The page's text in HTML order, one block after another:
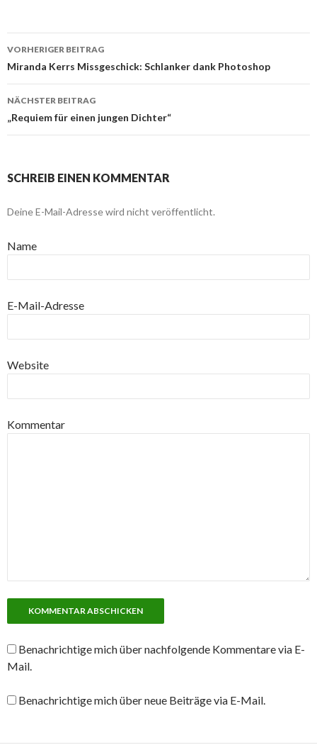
Beitragsnavigation
VORHERIGER BEITRAG
Miranda Kerrs Missgeschick: Schlanker dank Photoshop
NÄCHSTER BEITRAG
„Requiem für einen jungen Dichter“
SCHREIB EINEN KOMMENTAR
Deine E-Mail-Adresse wird nicht veröffentlicht.
Name
E-Mail-Adresse
Website
Kommentar
Benachrichtige mich über nachfolgende Kommentare via E-
Mail.
Benachrichtige mich über neue Beiträge via E-Mail.